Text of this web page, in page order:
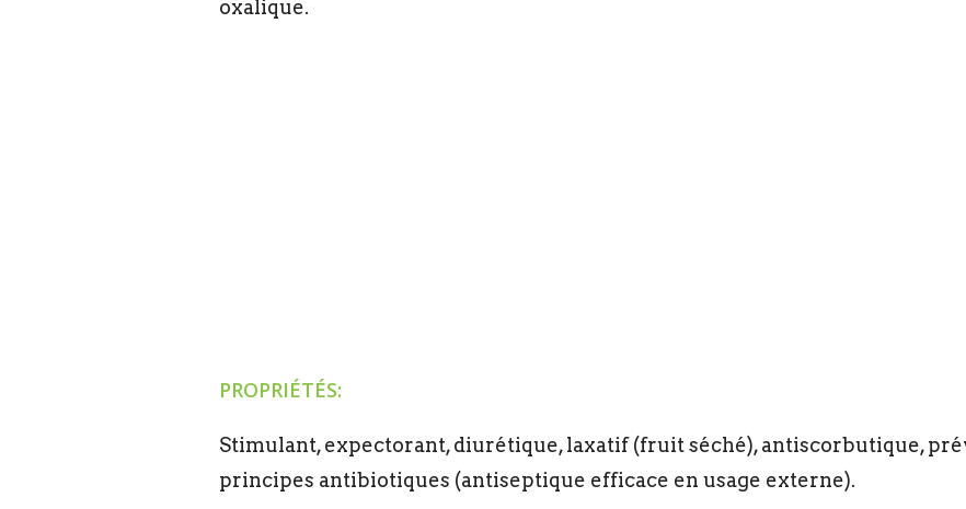
oxalique.
PROPRIÉTÉS:
Stimulant, expectorant, diurétique, laxatif (fruit séché), antiscorbutique,
principes antibiotiques (antiseptique efficace en usage externe).